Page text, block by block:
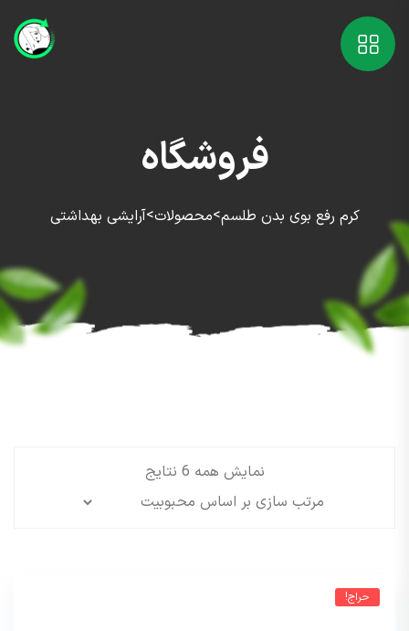
فروشگاه
کرم رفع بوی بدن طلسم>محصولات>آرایشی بهداشتی
نمایش همه 6 نتایج
حراج!